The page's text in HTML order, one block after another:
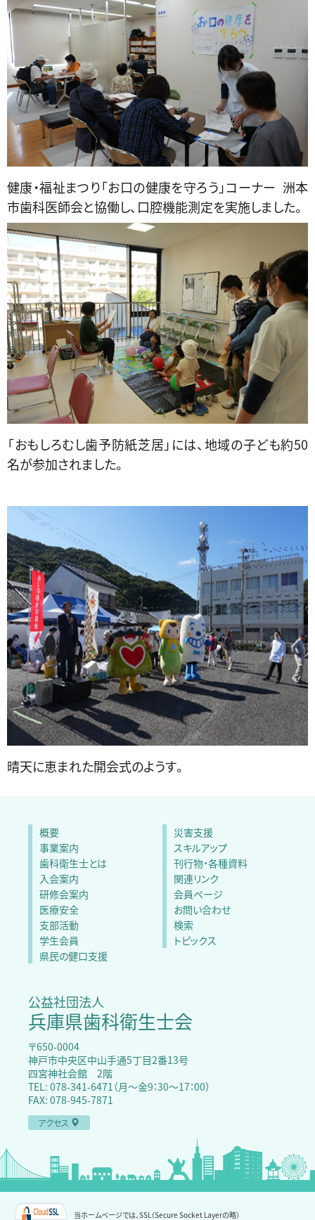
健康・福祉まつり「お口の健康を守ろう」コーナー 洲本
市歯科医師会と協働し、口腔機能測定を実施しました。
「おもしろむし歯予防紙芝居」には、地域の子ども約50
名が参加されました。
晴天に恵まれた開会式のようす。
概要
事業案内
歯科衛生士とは
入会案内
研修会案内
医療安全
支部活動
学生会員
県民の健口支援
災害支援
スキルアップ
刊行物・各種資料
関連リンク
会員ページ
お問い合わせ
検索
トピックス
公益社団法人
兵庫県歯科衛生士会
〒650-0004
神戸市中央区中山手通5丁目2番13号
四宮神社会館 2階
TEL: 078-341-6471（月～金9：30〜17：00）
FAX: 078-945-7871
アクセス
当ホームページでは、SSL（Secure Socket Layerの略）